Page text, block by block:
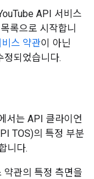
API 서비스
록으로 시작합니
스 약관이 아닌
정되었습니다.
서는 API 클라이언
TOS)의 특정 부분
니다.
약관의 특정 측면을